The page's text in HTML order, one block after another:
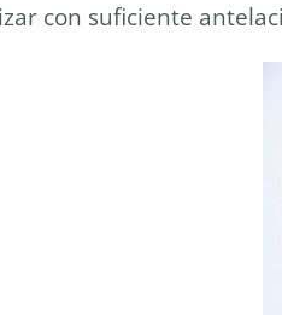
con suficiente